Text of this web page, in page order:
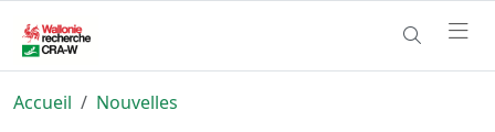
Accueil
Nouvelles